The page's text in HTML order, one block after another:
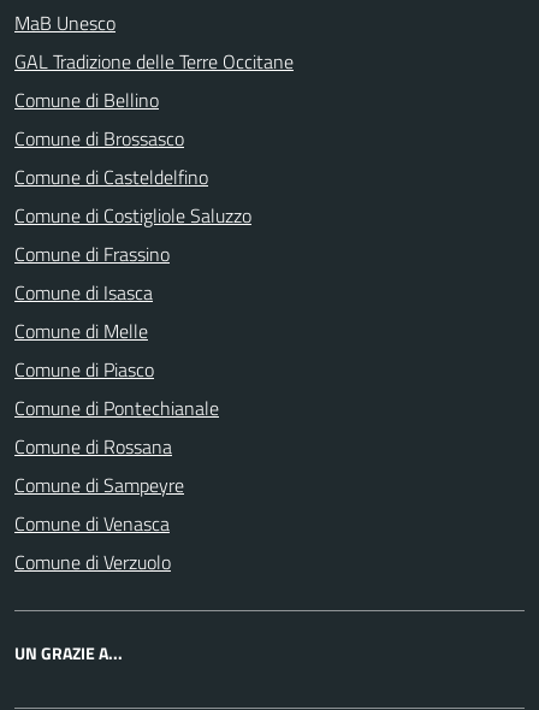
MaB Unesco
GAL Tradizione delle Terre Occitane
Comune di Bellino
Comune di Brossasco
Comune di Casteldelfino
Comune di Costigliole Saluzzo
Comune di Frassino
Comune di Isasca
Comune di Melle
Comune di Piasco
Comune di Pontechianale
Comune di Rossana
Comune di Sampeyre
Comune di Venasca
Comune di Verzuolo
UN GRAZIE A...